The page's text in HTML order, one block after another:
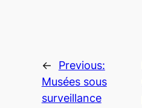
←
Previous:
Musées sous
surveillance